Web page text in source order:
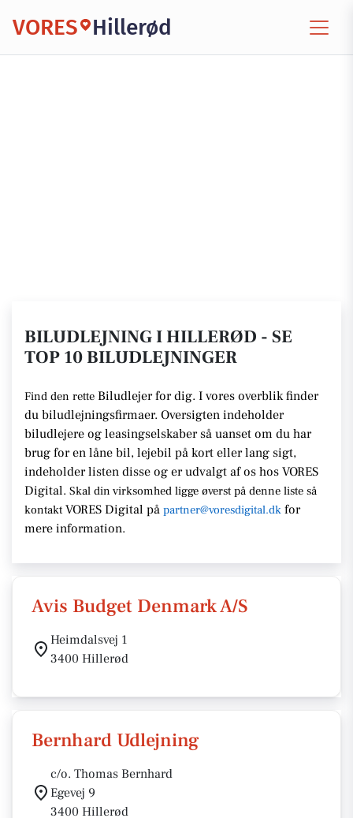
VORES Hillerød
BILUDLEJNING I HILLERØD - SE
TOP 10 BILUDLEJNINGER
Find den rette Biludlejer for dig. I vores overblik finder
du biludlejningsfirmaer. Oversigten indeholder
biludlejere og leasingselskaber så uanset om du har
brug for en låne bil, lejebil på kort eller lang sigt,
indeholder listen disse og er udvalgt af os hos VORES
Digital. Skal din virksomhed ligge øverst på denne liste så
kontakt VORES Digital på partner@voresdigital.dk for
mere information.
Avis Budget Denmark A/S
Heimdalsvej 1
3400 Hillerød
Bernhard Udlejning
c/o. Thomas Bernhard
Egevej 9
3400 Hillerød